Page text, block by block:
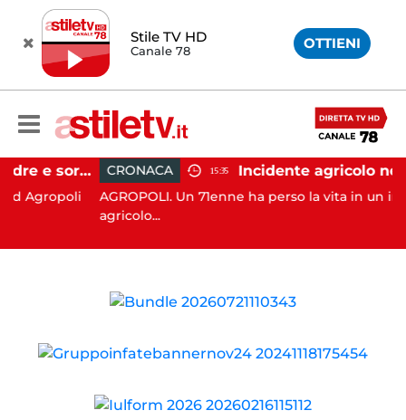
Stile TV HD
Canale 78 OTTIENI
Agropoli, botte a madre e sorella per ottenere denaro: 31enne in carcere CRONACA 15:35
AGROPOLI. Un 71enne ha perso la vita in un
agricolo...